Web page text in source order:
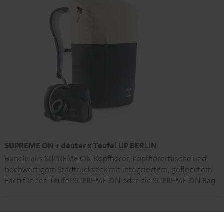
SUPREME ON + deuter x Teufel UP BERLIN
Bundle aus SUPREME ON Kopfhörer, Kopfhörertasche und
hochwertigem Stadtrucksack mit integriertem, gefleectem
Fach für den Teufel SUPREME ON oder die SUPREME ON Bag